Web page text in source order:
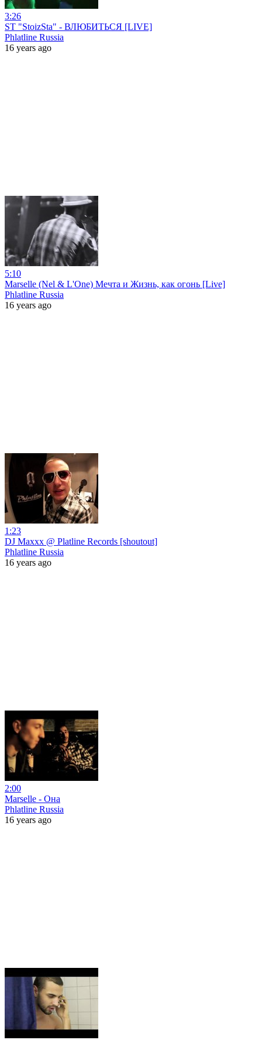
3:26
ST "StoizSta" - ВЛЮБИТЬСЯ [LIVE]
Phlatline Russia
16 years ago
5:10
Marselle (Nel & L'One) Мечта и Жизнь, как огонь [Live]
Phlatline Russia
16 years ago
1:23
DJ Maxxx @ Platline Records [shoutout]
Phlatline Russia
16 years ago
2:00
Marselle - Она
Phlatline Russia
16 years ago